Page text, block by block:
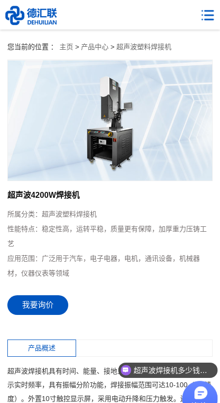
您当前的位置 ： 主页 > 产品中心 > 超声波塑料焊接机
超声波4200W焊接机
所属分类： 超声波塑料焊接机
性能特点： 稳定性高，运转平稳，质量更有保障，加厚重力压铸工
艺
应用范围： 广泛用于汽车，电子电器，电机，通讯设备，机械器
材，仪器仪表等领域
我要询价
产品概述
超声波焊接机具有时间、能量、接地三种焊接模式；能自动追踪显
示实时频率，具有振幅分阶功能，焊接振幅范围可达10-100（1%精
度）。外置10寸触控显示屏，采用电动升降和压力触发。还有振幅
超声波焊接机多少钱一台？